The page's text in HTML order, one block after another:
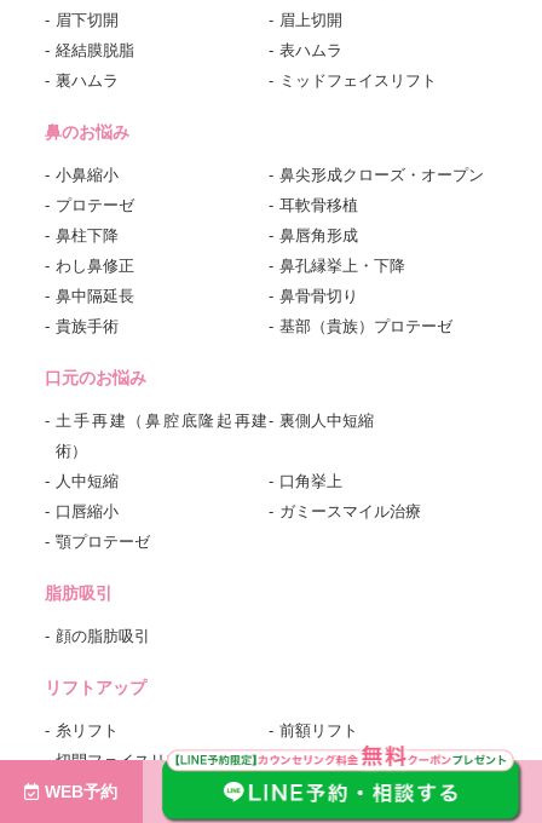
WEB予約
眉下切開
眉上切開
経結膜脱脂
表ハムラ
裏ハムラ
ミッドフェイスリフト
鼻のお悩み
小鼻縮小
鼻尖形成クローズ・オープン
プロテーゼ
耳軟骨移植
鼻柱下降
鼻唇角形成
わし鼻修正
鼻孔縁挙上・下降
鼻中隔延長
鼻骨骨切り
貴族手術
基部（貴族）プロテーゼ
口元のお悩み
土手再建（鼻腔底隆起再建
術）
裏側人中短縮
人中短縮
口角挙上
口唇縮小
ガミースマイル治療
顎プロテーゼ
脂肪吸引
顔の脂肪吸引
リフトアップ
糸リフト
前額リフト
切開フェイスリフト
ペリカン手術
婦人科のお悩み